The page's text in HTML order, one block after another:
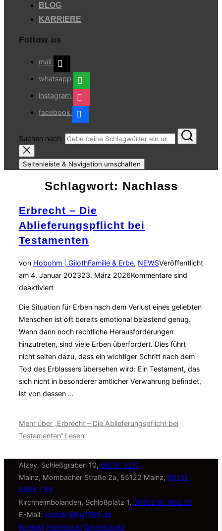
BLOG
KARRIERE
Follow us
mail
whatsapp
instagram
facebook
Suchen nach:
Seitenleiste & Navigation umschalten
Schlagwort: Nachlass
Erbrecht – Die
Ablieferungspflicht bei
Testamenten
von Hobohm | GilothFamilie & Erbe, NEWSVeröffentlicht
am 4. Januar 202323. März 2026Kommentare sind
deaktiviert
Die Situation für Erben nach dem Verlust eines geliebten
Menschen ist oft bereits emotional belastend genug.
Wenn dann noch rechtliche Herausforderungen
hinzutreten, sind viele Erben überfordert. Dies führt
nicht selten dazu, dass ein wichtiger Schritt nach dem
Tod des Erblassers übersehen wird: Ein Testament, das
sich nicht in besonderer amtlicher Verwahrung befindet,
ist von dessen …
Mehr über „Erbrecht – Die Ablieferungspflicht bei
Testamenten“ Lesen
Alzey, Schießgraben 10, 06731 3211
Mainz, Mombacher Straße 2a, 55122 Mainz, 06131
8888 1 88
Kirchheimbolanden, Schloßplatz 1, 06352 67 888 35
E-Mail: kontakt@hg1959.de
Kontakt Impressum Datenschutz